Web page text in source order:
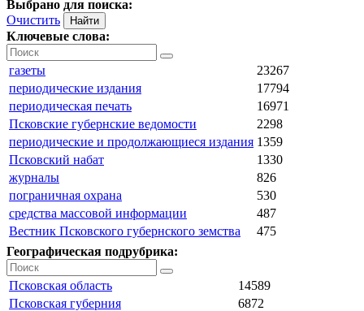
Выбрано для поиска:
Очистить
Ключевые слова:
газеты
23267
периодические издания
17794
периодическая печать
16971
Псковские губернские ведомости
2298
периодические и продолжающиеся издания 1359
Псковский набат
1330
журналы
826
пограничная охрана
530
средства массовой информации
487
Вестник Псковского губернского земства
475
Географическая подрубрика:
Псковская область
14589
Псковская губерния
6872